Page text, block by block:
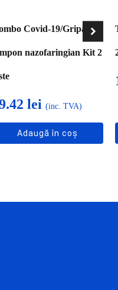
Covid-19/Gripă
nazofaringian Kit 2
lei (inc. TVA)
Adaugă în coș